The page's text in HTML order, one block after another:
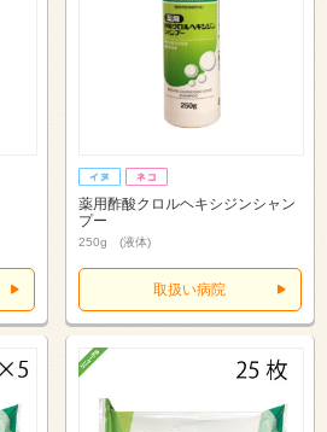
薬用酢酸クロルヘキシジンシャン
プー
250g (液体)
取扱い病院